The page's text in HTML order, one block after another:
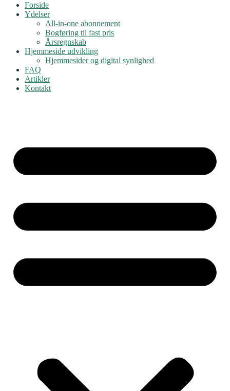
Forside
Ydelser
All-in-one abonnement
Bogføring til fast pris
Årsregnskab
Hjemmeside udvikling
Hjemmesider og digital synlighed
FAQ
Artikler
Kontakt